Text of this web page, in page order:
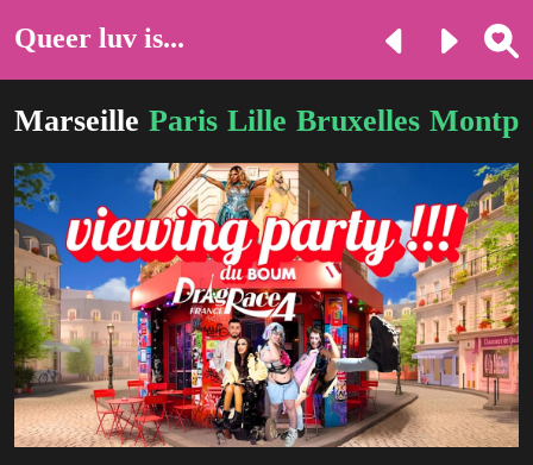
Queer luv is...
Marseille Paris Lille Bruxelles